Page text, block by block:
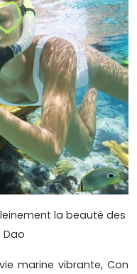
la beauté des
Dao
marine vibrante, Con